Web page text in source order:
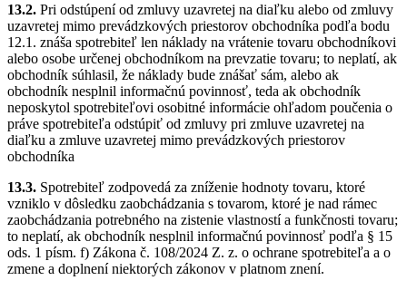
13.2. Pri odstúpení od zmluvy uzavretej na diaľku alebo od zmluvy
uzavretej mimo prevádzkových priestorov obchodníka podľa bodu
12.1. znáša spotrebiteľ len náklady na vrátenie tovaru obchodníkovi
alebo osobe určenej obchodníkom na prevzatie tovaru; to neplatí, ak
obchodník súhlasil, že náklady bude znášať sám, alebo ak
obchodník nesplnil informačnú povinnosť, teda ak obchodník
neposkytol spotrebiteľovi osobitné informácie ohľadom poučenia o
práve spotrebiteľa odstúpiť od zmluvy pri zmluve uzavretej na
diaľku a zmluve uzavretej mimo prevádzkových priestorov
obchodníka
13.3. Spotrebiteľ zodpovedá za zníženie hodnoty tovaru, ktoré
vzniklo v dôsledku zaobchádzania s tovarom, ktoré je nad rámec
zaobchádzania potrebného na zistenie vlastností a funkčnosti tovaru;
to neplatí, ak obchodník nesplnil informačnú povinnosť podľa § 15
ods. 1 písm. f) Zákona č. 108/2024 Z. z. o ochrane spotrebiteľa a o
zmene a doplnení niektorých zákonov v platnom znení.